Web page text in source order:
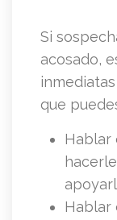
Si
acosado,
que
Hablar
Hablar